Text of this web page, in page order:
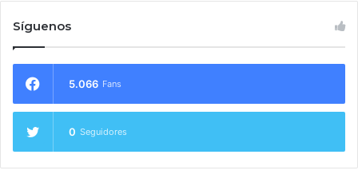
Síguenos
5.066 Fans
0 Seguidores